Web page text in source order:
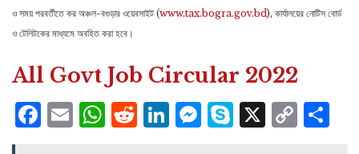
ও সময় পরবর্তীতে কর অঞ্চল-বগুড়ার ওয়েবসাইট (www.tax.bogra.gov.bd), কার্যালয়ের নােটিস বাের্ড
ও টেলিটকের মাধ্যমে অবহিত করা হবে।
All Govt Job Circular 2022
Facebook
Email
WhatsApp
Reddit
LinkedIn
Messenger
Skype
X